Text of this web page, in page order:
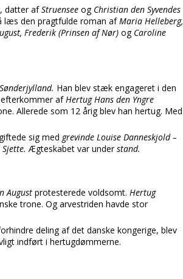
, datter afStruensee og Christian den Syvendes
læs den pragtfulde roman afMaria Helleberg,
Frederik (Prinsen af Nør) og Caroline
Sønderjylland. Han blev stæk engageret i den
afHertug Hans den Yngre
Allerede som 12 årig blev han hertug. Med
sig med grevinde Louise Danneskjold –
Sjette.Ægteskabet var understand.
August protesterede voldsomt. Hertug
trone. Og arvestriden havde stor
deling af det danske kongerige, blev
indført i hertugdømmerne.